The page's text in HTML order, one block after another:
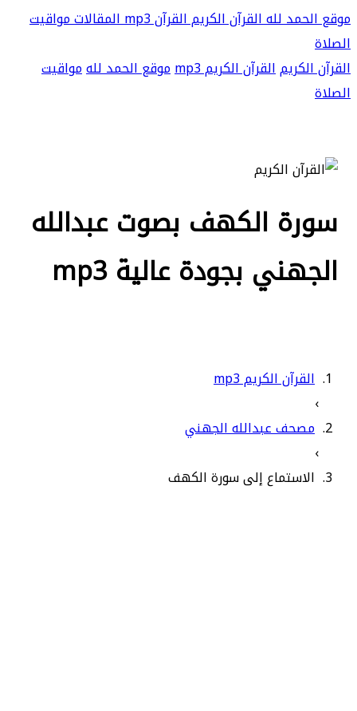
موقع الحمد للهالقرآن الكريمالقرآن mp3 المقالاتمواقيت
الصلاة
القرآن الكريمالقرآن الكريم mp3 موقع الحمد للهمواقيت
الصلاة
سورة الكهف بصوت عبدالله
الجهني بجودة عالية mp3
القرآن الكريم mp3
›
مصحف عبدالله الجهني
›
الاستماع إلى سورة الكهف